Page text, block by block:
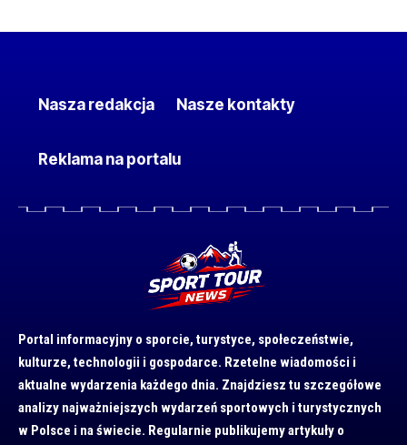
Nasza redakcja Nasze kontakty
Reklama na portalu
Portal informacyjny o sporcie, turystyce, społeczeństwie,
kulturze, technologii i gospodarce. Rzetelne wiadomości i
aktualne wydarzenia każdego dnia. Znajdziesz tu szczegółowe
analizy najważniejszych wydarzeń sportowych i turystycznych
w Polsce i na świecie. Regularnie publikujemy artykuły o